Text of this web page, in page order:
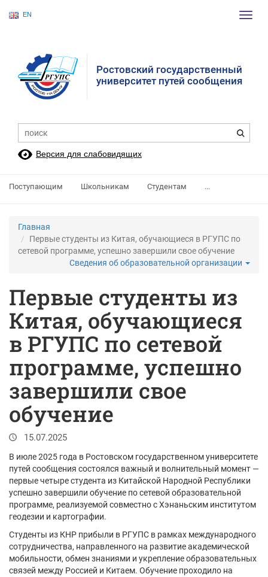
EN
Ростовский государственный
университет путей сообщения
Версия для слабовидящих
Поступающим Школьникам Студентам ...
Главная
Первые студенты из Китая, обучающиеся в РГУПС по
сетевой программе, успешно завершили свое обучение
Сведения об образовательной организации
Первые студенты из
Китая, обучающиеся
в РГУПС по сетевой
программе, успешно
завершили свое
обучение
15.07.2025
В июле 2025 года в Ростовском государственном университете
путей сообщения состоялся важный и волнительный момент —
первые четыре студента из Китайской Народной Республики
успешно завершили обучение по сетевой образовательной
программе, реализуемой совместно с Хэнаньским институтом
геодезии и картографии.
Студенты из КНР прибыли в РГУПС в рамках международного
сотрудничества, направленного на развитие академической
мобильности, обмен знаниями и укрепление образовательных
связей между Россией и Китаем. Обучение проходило на